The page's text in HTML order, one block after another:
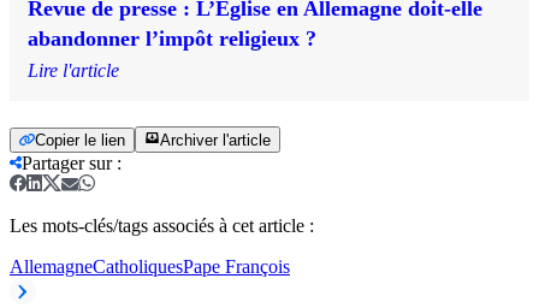
Revue de presse : L’Église en Allemagne doit-elle
abandonner l’impôt religieux ?
Lire l'article
Copier le lien Archiver l'article
Partager sur:
Les mots-clés/tags associés à cet article :
AllemagneCatholiquesPape François